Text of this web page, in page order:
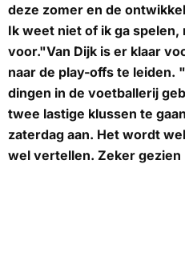
deze zomer en de
Ik weet niet of ik ga spelen,
voor."Van Dijk is er klaar
naar de play-offs te leiden.
dingen in de voetballerij
twee lastige klussen te
zaterdag aan. Het wordt
wel vertellen. Zeker